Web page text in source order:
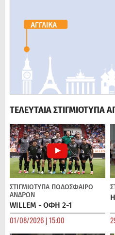
ΤΕΛΕΥΤΑΙΑ ΣΤΙΓΜΙΟΤΥΠΑ
ΣΤΙΓΜΙΟΤΥΠΑ ΠΟΔΌΣΦΑΙΡΟ
ΑΝΔΡΏΝ
WILLEM - ΟΦΗ 2-1
01/08/2026 | 15:00